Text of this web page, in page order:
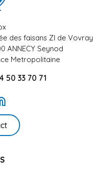
des faisans ZI de Vovray
ANNECY Seynod
Metropolitaine
50 33 70 71